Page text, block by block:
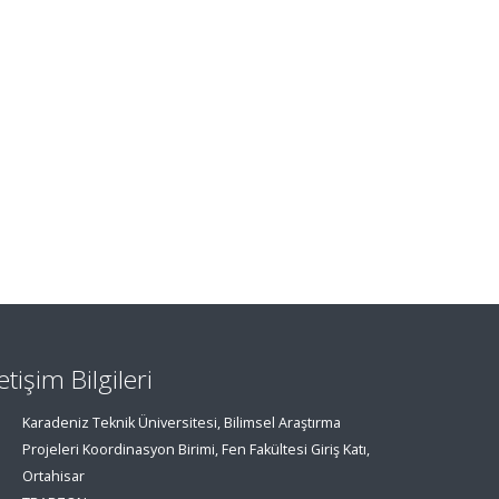
Bilgileri
Karadeniz Teknik Üniversitesi, Bilimsel Araştırma
Projeleri Koordinasyon Birimi, Fen Fakültesi Giriş Katı,
Ortahisar